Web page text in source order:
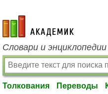
academic.ru
Словари и
Толкования Переводы